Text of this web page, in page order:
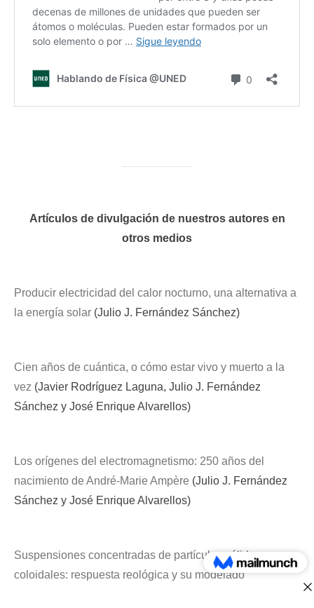
Artículos de divulgación de nuestros autores en
otros medios
Producir electricidad del calor nocturno, una alternativa a
la energía solar (Julio J. Fernández Sánchez)
Cien años de cuántica, o cómo estar vivo y muerto a la
vez (Javier Rodríguez Laguna, Julio J. Fernández
Sánchez y José Enrique Alvarellos)
Los orígenes del electromagnetismo: 250 años del
nacimiento de André-Marie Ampère (Julio J. Fernández
Sánchez y José Enrique Alvarellos)
Suspensiones concentradas de partículas sólidas no
coloidales: respuesta reológica y su modelado